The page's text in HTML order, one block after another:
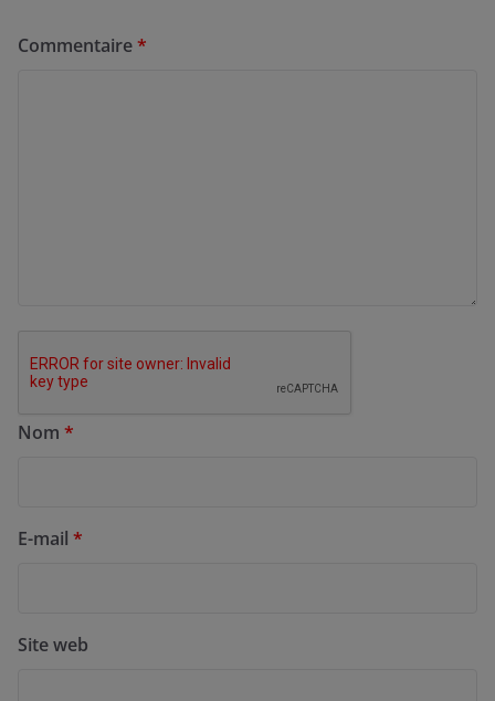
Commentaire*
Nom *
E-mail *
Site web